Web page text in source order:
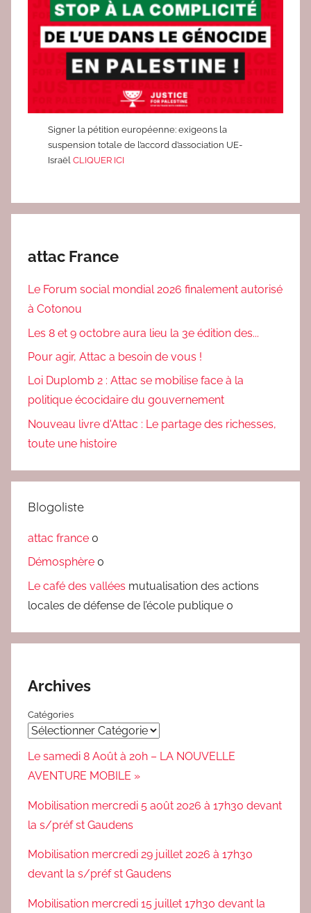
Signer la pétition européenne: exigeons la
suspension totale de l’accord d’association UE-
IsraëlCLIQUER ICI
attac France
Le Forum social mondial 2026 finalement autorisé
à Cotonou
Les 8 et 9 octobre aura lieu la 3e édition des...
Pour agir, Attac a besoin de vous !
Loi Duplomb 2 : Attac se mobilise face à la
politique écocidaire du gouvernement
Nouveau livre d'Attac : Le partage des richesses,
toute une histoire
Blogoliste
attac france 0
Démosphère 0
Le café des vallées mutualisation des actions
locales de défense de l’école publique 0
Archives
Catégories
Le samedi 8 Août à 20h – LA NOUVELLE
AVENTURE MOBILE »
Mobilisation mercredi 5 août 2026 à 17h30 devant
la s/préf st Gaudens
Mobilisation mercredi 29 juillet 2026 à 17h30
devant la s/préf st Gaudens
Mobilisation mercredi 15 juillet 17h30 devant la